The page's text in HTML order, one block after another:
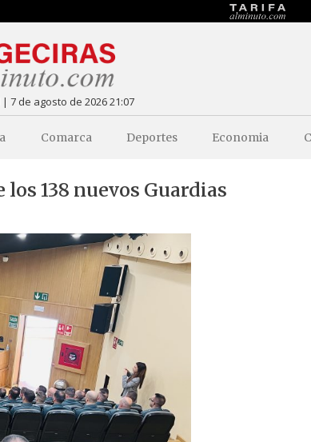
7 de agosto de 2026 21:07
Comarca Deportes Economia
138 nuevos Guardias